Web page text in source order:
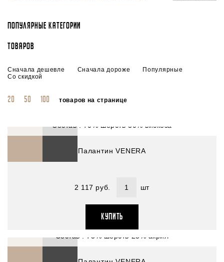
Популярные категории
товаров
Сначала дешевле Сначала дороже
Популярные
Со скидкой
20 50 100 товаров на странице
Артикул : 2729701-03
Состав : 70% шерсть 30% вискоза
Палантин VENERA
2 117 руб. шт
КУПИТЬ
Артикул : 2732501-04
Состав : 75% шерсть 25% акрил